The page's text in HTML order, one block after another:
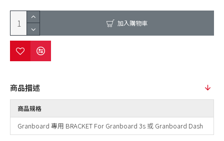
加入購物車
商品描述
商品規格
Granboard 專用 BRACKET For Granboard 3s 或 Granboard Dash